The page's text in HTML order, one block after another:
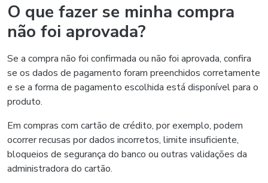
O que fazer se minha compra
não foi aprovada?
Se a compra não foi confirmada ou não foi aprovada, confira
se os dados de pagamento foram preenchidos corretamente
e se a forma de pagamento escolhida está disponível para o
produto.
Em compras com cartão de crédito, por exemplo, podem
ocorrer recusas por dados incorretos, limite insuficiente,
bloqueios de segurança do banco ou outras validações da
administradora do cartão.